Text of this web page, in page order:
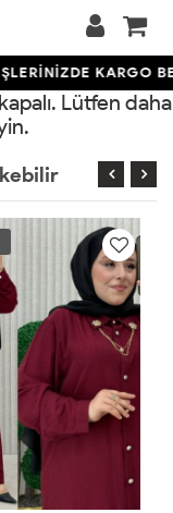
KARGO
Lütfen daha